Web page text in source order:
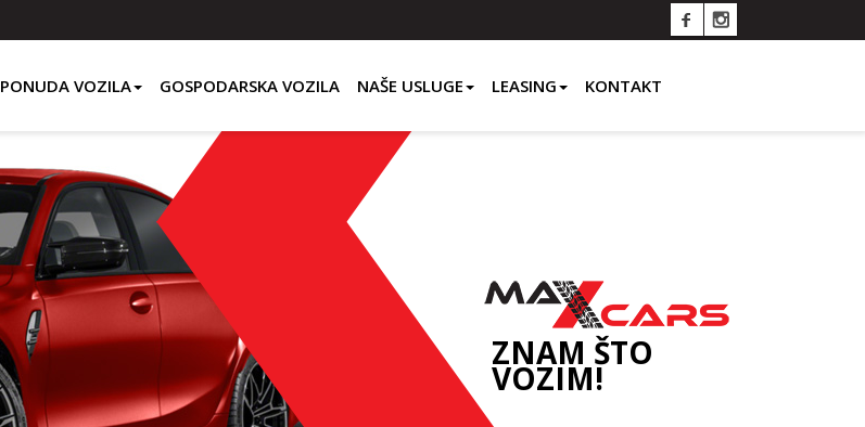
PONUDA VOZILA GOSPODARSKA VOZILA NAŠE USLUGE LEASING KONTAKT
ZNAM ŠTO
VOZIM!